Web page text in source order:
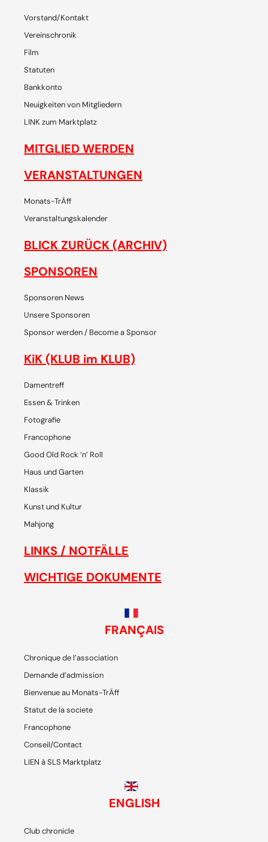
Vorstand/Kontakt
Vereinschronik
Film
Statuten
Bankkonto
Neuigkeiten von Mitgliedern
LINK zum Marktplatz
MITGLIED WERDEN
VERANSTALTUNGEN
Monats-TrÄff
Veranstaltungskalender
BLICK ZURÜCK (ARCHIV)
SPONSOREN
Sponsoren News
Unsere Sponsoren
Sponsor werden / Become a Sponsor
KiK (KLUB im KLUB)
Damentreff
Essen & Trinken
Fotografie
Francophone
Good Old Rock ‘n’ Roll
Haus und Garten
Klassik
Kunst und Kultur
Mahjong
LINKS / NOTFÄLLE
WICHTIGE DOKUMENTE
FRANÇAIS
Chronique de l’association
Demande d’admission
Bienvenue au Monats-TrÄff
Statut de la societe
Francophone
Conseil/Contact
LIEN à SLS Marktplatz
ENGLISH
Club chronicle